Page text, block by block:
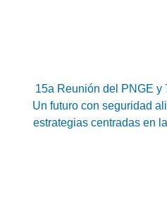
15a Reunión del PNGE y
Un futuro con seguridad
estrategias centradas en